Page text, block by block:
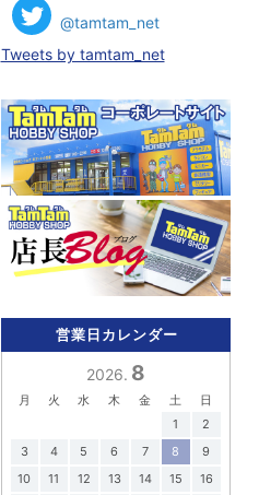
@tamtam_net
Tweets by tamtam_net
営業日カレンダー
2026. 8
月 火 水 木 金 土
日
1
2
3
4 5 6 7 8
9
10
11 12 13 14 15
16